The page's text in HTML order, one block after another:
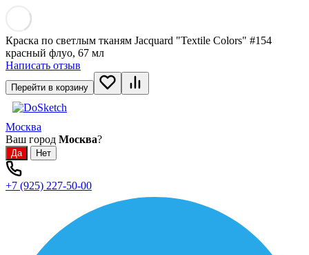
Краска по светлым тканям Jaсquard "Textile Colors" #154
красный флуо, 67 мл
Написать отзыв
Перейти в корзину
Москва
Ваш город Москва?
+7 (925) 227-50-00